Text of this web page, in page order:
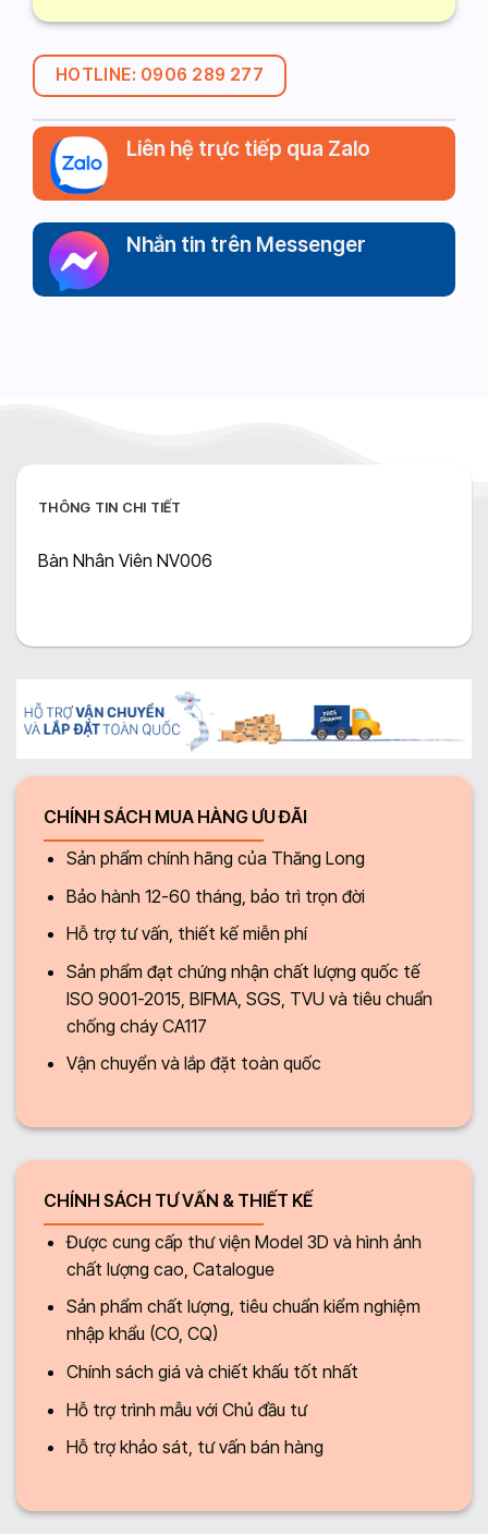
HOTLINE: 0906 289 277
Liên hệ trực tiếp qua Zalo
Nhắn tin trên Messenger
THÔNG TIN CHI TIẾT
Bàn Nhân Viên NV006
CHÍNH SÁCH MUA HÀNG ƯU ĐÃI
Sản phẩm chính hãng của Thăng Long
Bảo hành 12-60 tháng, bảo trì trọn đời
Hỗ trợ tư vấn, thiết kế miễn phí
Sản phẩm đạt chứng nhận chất lượng quốc tế
ISO 9001-2015, BIFMA, SGS, TVU và tiêu chuẩn
chống cháy CA117
Vận chuyển và lắp đặt toàn quốc
CHÍNH SÁCH TƯ VẤN & THIẾT KẾ
Được cung cấp thư viện Model 3D và hình ảnh
chất lượng cao, Catalogue
Sản phẩm chất lượng, tiêu chuẩn kiểm nghiệm
nhập khẩu (CO, CQ)
Chính sách giá và chiết khấu tốt nhất
Hỗ trợ trình mẫu với Chủ đầu tư
Hỗ trợ khảo sát, tư vấn bán hàng